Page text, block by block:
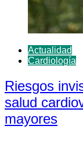
Actualidad
Cardiología
Riesgos
salud
mayores